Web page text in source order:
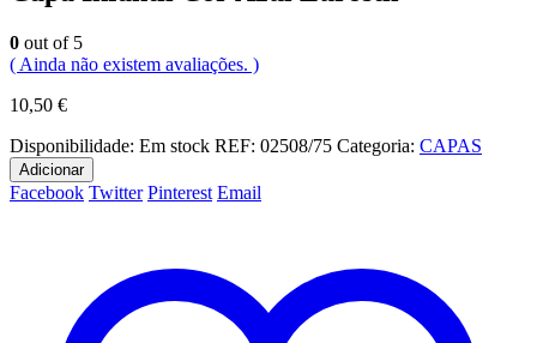
0 out of 5
( Ainda não existem avaliações. )
10,50 €
Disponibilidade: Em stock REF: 02508/75 Categoria: CAPAS
Adicionar
Facebook Twitter Pinterest Email